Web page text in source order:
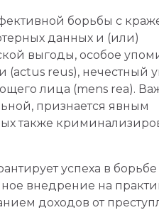
борьбы с
данных и (или)
выгоды, особое
(actus reus), нечестный
лица (mens rea).
признается явным
также
успеха в борьбе
внедрение на
доходов от